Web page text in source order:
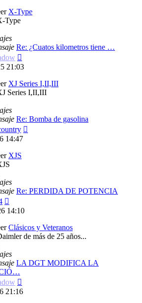
X-Type
Type
Re: ¿Cuatos kilometros tiene …
último
21:03
XJ Series I,II,III
Series I,II,III
Re: Bomba de gasolina
14:47
XJS
Re: PERDIDA DE POTENCIA
último
14:10
Clásicos y Veteranos
de más de 25 años...
LA DGT MODIFICA LA
último
21:16